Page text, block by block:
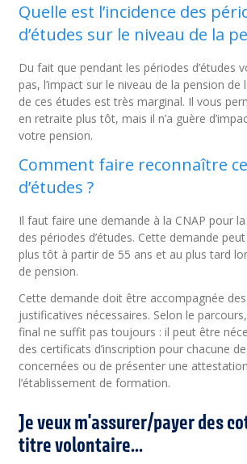
Quelle est l’incidence des
d’études sur le niveau de la
Du fait que pendant les périodes d’études
pas, l’impact sur le niveau de la pension de
de ces études est très marginal. Il vous
en retraite plus tôt, mais il n’a guère
votre pension.
Comment faire reconnaître
d’études ?
Il faut faire une demande à la CNAP pour
des périodes d’études. Cette demande
plus tôt à partir de 55 ans et au plus tard
de pension.
Cette demande doit être accompagnée
justificatives nécessaires. Selon le
final ne suffit pas toujours : il peut être
des certificats d’inscription pour chacune
concernées ou de présenter une
l’établissement de formation.
Je veux m'assurer/payer des
titre volontaire...